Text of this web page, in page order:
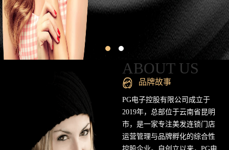
业
美
发
连
ABOUT US
品牌故事
PG电子控股有限公司成立于
2019年，总部位于云南省昆明
市，是一家专注美发连锁门店
运营管理与品牌孵化的综合性